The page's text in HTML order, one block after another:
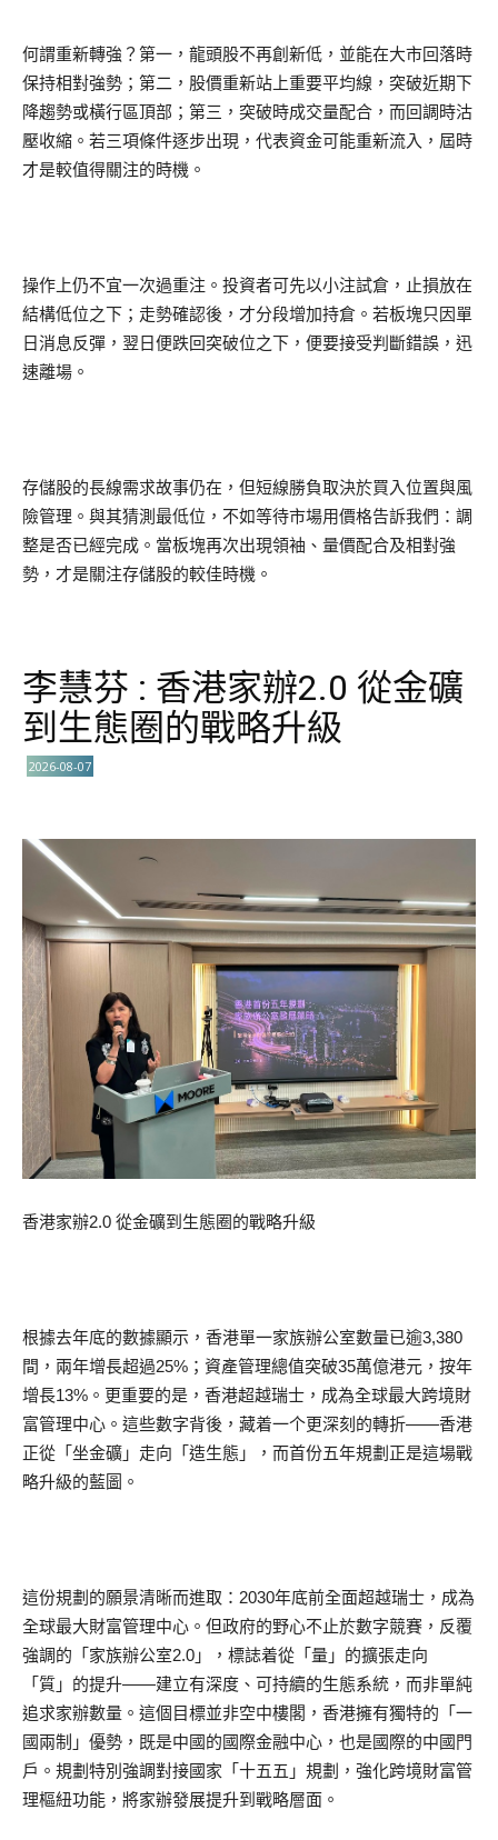
何謂重新轉強？第一，龍頭股不再創新低，並能在大市回落時
保持相對強勢；第二，股價重新站上重要平均線，突破近期下
降趨勢或橫行區頂部；第三，突破時成交量配合，而回調時沽
壓收縮。若三項條件逐步出現，代表資金可能重新流入，屆時
才是較值得關注的時機。
操作上仍不宜一次過重注。投資者可先以小注試倉，止損放在
結構低位之下；走勢確認後，才分段增加持倉。若板塊只因單
日消息反彈，翌日便跌回突破位之下，便要接受判斷錯誤，迅
速離場。
存儲股的長線需求故事仍在，但短線勝負取決於買入位置與風
險管理。與其猜測最低位，不如等待市場用價格告訴我們：調
整是否已經完成。當板塊再次出現領袖、量價配合及相對強
勢，才是關注存儲股的較佳時機。
李慧芬 : 香港家辦2.0 從金礦
到生態圈的戰略升級
2026-08-07
香港家辦2.0 從金礦到生態圈的戰略升級
根據去年底的數據顯示，香港單一家族辦公室數量已逾3,380
間，兩年增長超過25%；資產管理總值突破35萬億港元，按年
增長13%。更重要的是，香港超越瑞士，成為全球最大跨境財
富管理中心。這些數字背後，藏着一个更深刻的轉折——香港
正從「坐金礦」走向「造生態」，而首份五年規劃正是這場戰
略升級的藍圖。
這份規劃的願景清晰而進取：2030年底前全面超越瑞士，成為
全球最大財富管理中心。但政府的野心不止於數字競賽，反覆
強調的「家族辦公室2.0」，標誌着從「量」的擴張走向
「質」的提升——建立有深度、可持續的生態系統，而非單純
追求家辦數量。這個目標並非空中樓閣，香港擁有獨特的「一
國兩制」優勢，既是中國的國際金融中心，也是國際的中國門
戶。規劃特別強調對接國家「十五五」規劃，強化跨境財富管
理樞紐功能，將家辦發展提升到戰略層面。